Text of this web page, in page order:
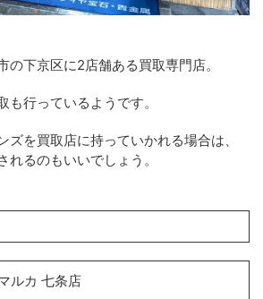
の下京区に2店舗ある買取専門店。
も行っているようです。
ズを買取店に持っていかれる場合は、
れるのもいいでしょう。
ルカ 七条店